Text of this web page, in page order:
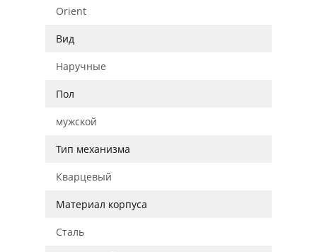
Orient
Вид
Наручные
Пол
мужской
Тип механизма
Кварцевый
Материал корпуса
Сталь